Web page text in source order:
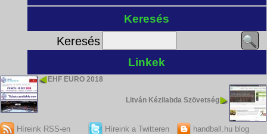
Keresés
Keresés
Linkek
EHF EURO 2018
Litván Kézilabda Szövetség
Híreink RSS-en Híreink a Twitteren handball.hu blog